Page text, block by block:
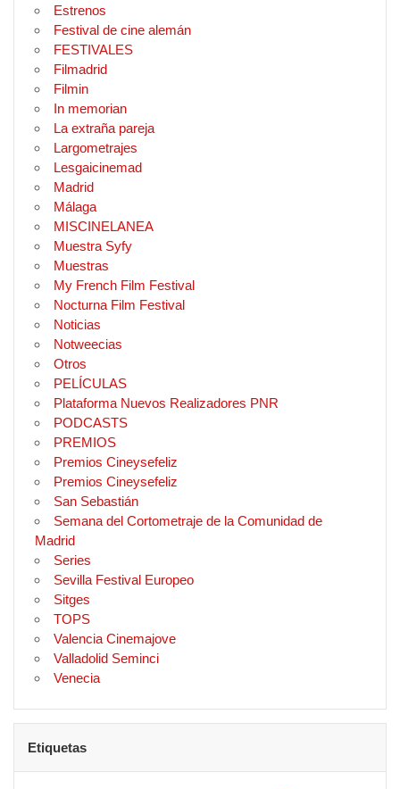
Estrenos
Festival de cine alemán
FESTIVALES
Filmadrid
Filmin
In memorian
La extraña pareja
Largometrajes
Lesgaicinemad
Madrid
Málaga
MISCINELANEA
Muestra Syfy
Muestras
My French Film Festival
Nocturna Film Festival
Noticias
Notweecias
Otros
PELÍCULAS
Plataforma Nuevos Realizadores PNR
PODCASTS
PREMIOS
Premios Cineysefeliz
Premios Cineysefeliz
San Sebastián
Semana del Cortometraje de la Comunidad de
Madrid
Series
Sevilla Festival Europeo
Sitges
TOPS
Valencia Cinemajove
Valladolid Seminci
Venecia
Etiquetas